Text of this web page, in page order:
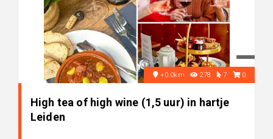
+0.0km 278 7 0
High tea of high wine (1,5 uur) in hartje
Leiden